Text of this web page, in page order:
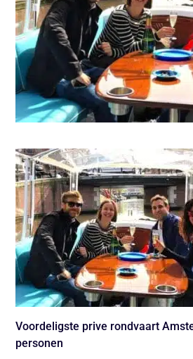
Voordeligste prive rondvaart
personen